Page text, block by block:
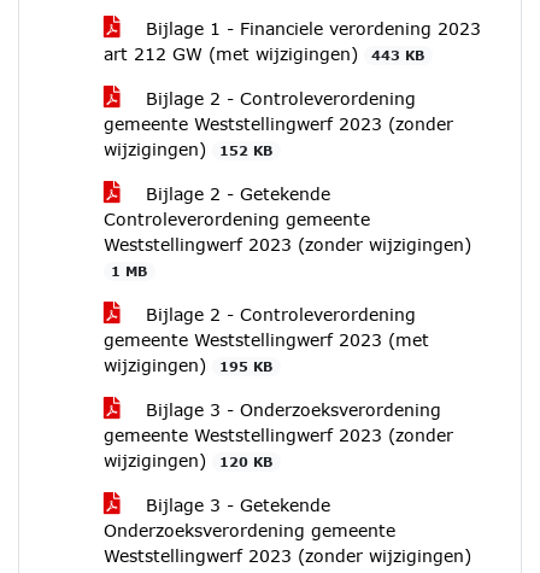
Bijlage 1 - Financiele verordening 2023
art 212 GW (met wijzigingen)
443 KB
Bijlage 2 - Controleverordening
gemeente Weststellingwerf 2023 (zonder
wijzigingen)
152 KB
Bijlage 2 - Getekende
Controleverordening gemeente
Weststellingwerf 2023 (zonder wijzigingen)
1 MB
Bijlage 2 - Controleverordening
gemeente Weststellingwerf 2023 (met
wijzigingen)
195 KB
Bijlage 3 - Onderzoeksverordening
gemeente Weststellingwerf 2023 (zonder
wijzigingen)
120 KB
Bijlage 3 - Getekende
Onderzoeksverordening gemeente
Weststellingwerf 2023 (zonder wijzigingen)